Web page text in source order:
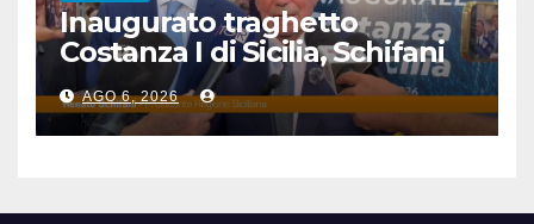
Inaugurato traghetto
Costanza I di Sicilia, Schifani
“Mantenuto impegni presi”
AGO 6, 2026